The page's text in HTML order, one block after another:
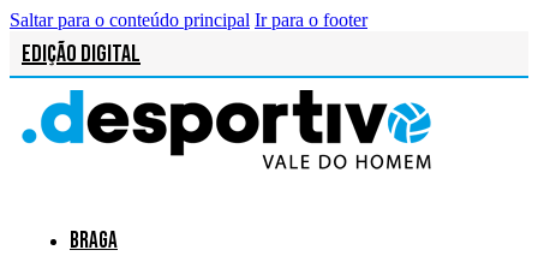
Saltar para o conteúdo principal Ir para o footer
Edição Digital
Braga